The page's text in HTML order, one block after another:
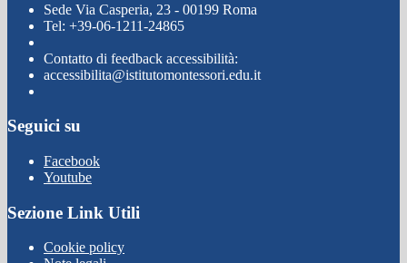
Sede Via Casperia, 23 - 00199 Roma
Tel: +39-06-1211-24865
Contatto di feedback accessibilità:
accessibilita@istitutomontessori.edu.it
Seguici su
Facebook
Youtube
Sezione Link Utili
Cookie policy